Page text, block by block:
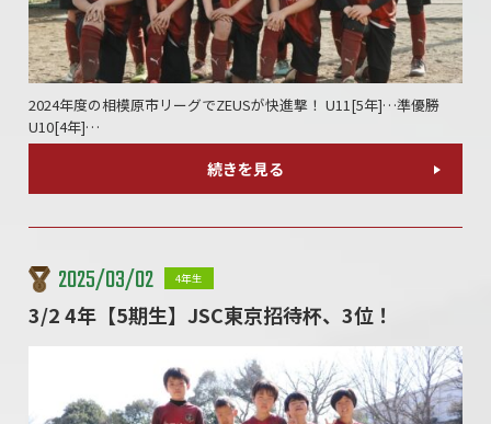
2024年度の相模原市リーグでZEUSが快進撃！ U11[5年]…準優勝
U10[4年]…
続きを見る
2025/03/02 4年生
3/2 4年【5期生】JSC東京招待杯、3位！